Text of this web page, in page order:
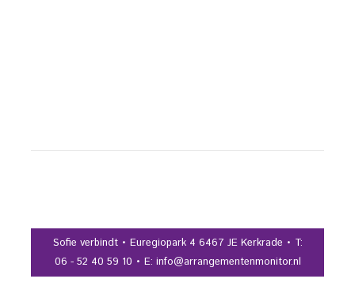
Sofie verbindt • Euregiopark 4 6467 JE Kerkrade • T:
06 - 52 40 59 10 • E: info@arrangementenmonitor.nl